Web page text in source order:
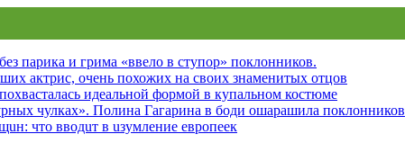
парика и грима «ввело в ступор» поклонников.
актрис, очень похожих на своих знаменитых отцов
идеальной формой в купальном костюме
чулках». Полина Гагарина в боди ошарашила поклонников
что вводuт в uзумление европеек